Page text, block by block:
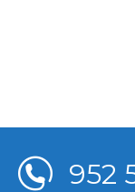
952